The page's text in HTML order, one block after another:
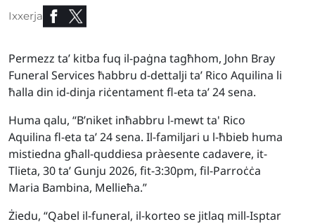
Ixxerja
Permezz ta’ kitba fuq il-paġna tagħhom, John Bray
Funeral Services ħabbru d-dettalji ta’ Rico Aquilina li
ħalla din id-dinja riċentament fl-eta ta’ 24 sena.
Huma qalu, “B’niket inħabbru l-mewt ta' Rico
Aquilina fl-eta ta’ 24 sena. Il-familjari u l-ħbieb huma
mistiedna għall-quddiesa pràesente cadavere, it-
Tlieta, 30 ta’ Gunju 2026, fit-3:30pm, fil-Parroċċa
Maria Bambina, Mellieħa.”
Żiedu, “Qabel il-funeral, il-korteo se jitlaq mill-Isptar